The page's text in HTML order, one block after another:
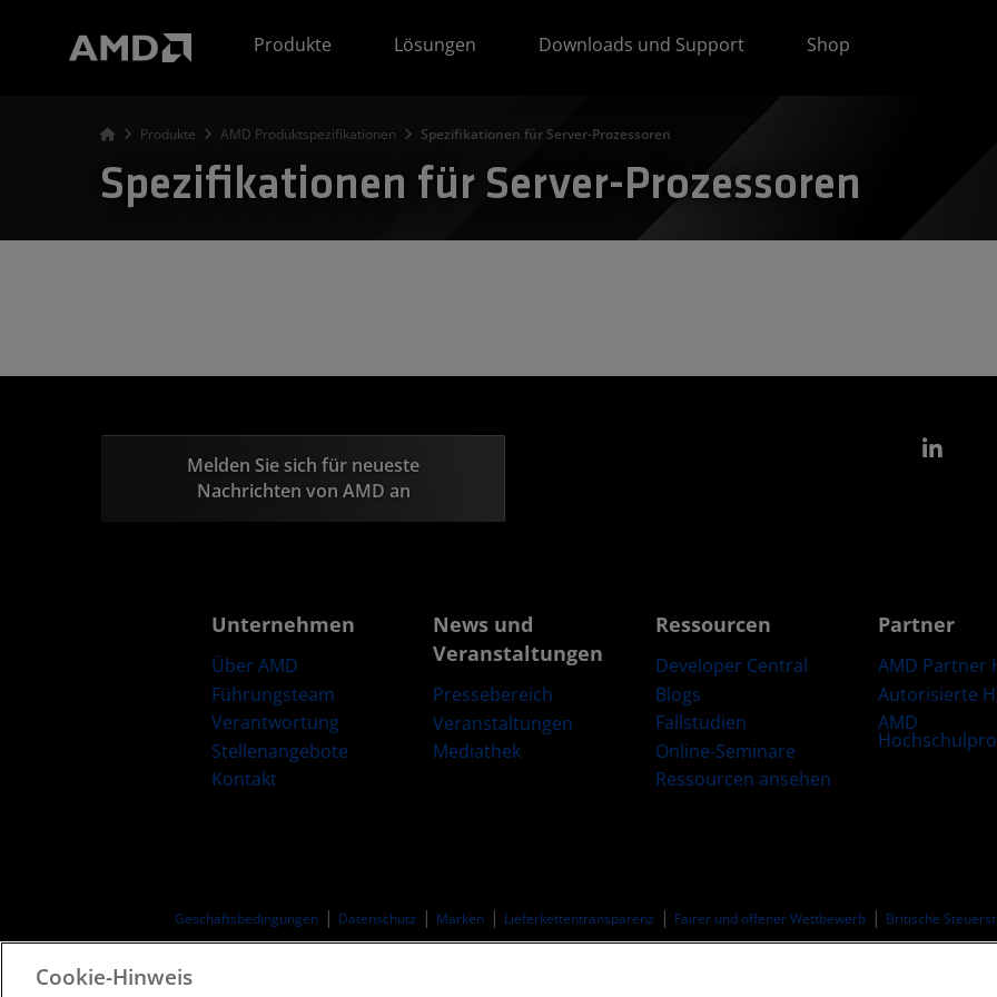
Produkte
Lösungen Downloads und Support Shop
Produkte AMD Produktspezifikationen Spezifikationen für Server-Prozessoren
Spezifikationen für Server-Prozessoren
Melden Sie sich für neueste
Nachrichten von AMD an
Unternehmen
Über AMD
Führungsteam
Verantwortung
Stellenangebote
Kontakt
News und
Veranstaltungen
Pressebereich
Veranstaltungen
Mediathek
Ressourcen
Developer Central
Blogs
Fallstudien
Online-Seminare
Ressourcen ansehen
Partner
AMD Partner
Autorisierte
AMD
Geschäftsbedingungen​ Datenschutz Marken Lieferkettentransparenz Fairer und offener Wettbewerb Britische
Cookie-Hinweis